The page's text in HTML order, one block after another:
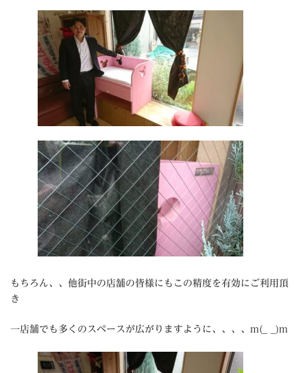
もちろん、、他街中の店舗の皆様にもこの精度を有効にご利用頂
き
一店舗でも多くのスペースが広がりますように、、、、m(_ _)m